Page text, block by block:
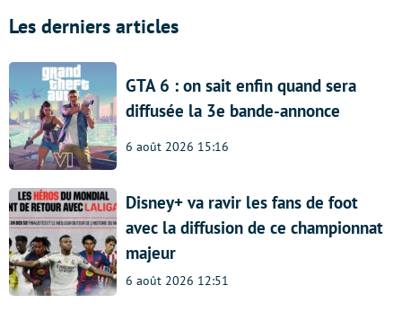
Les derniers articles
GTA 6 : on sait enfin quand sera
diffusée la 3e bande-annonce
6 août 2026 15:16
Disney+ va ravir les fans de foot
avec la diffusion de ce championnat
majeur
6 août 2026 12:51